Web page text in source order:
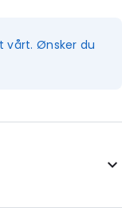
vårt. Ønsker du